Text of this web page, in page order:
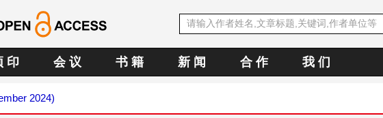
印 会 议 书 籍 新 闻 合 作 我 们
2024)